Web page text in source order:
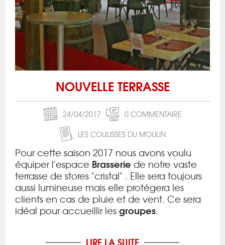
NOUVELLE TERRASSE
24/04/2017
0 COMMENTAIRE
LES COULISSES DU MOULIN
Pour cette saison 2017 nous avons voulu
équiper l'espace Brasserie de notre vaste
terrasse de stores "cristal" . Elle sera toujours
aussi lumineuse mais elle protégera les
clients en cas de pluie et de vent. Ce sera
idéal pour accueillir lesgroupes.
LIRE LA SUITE